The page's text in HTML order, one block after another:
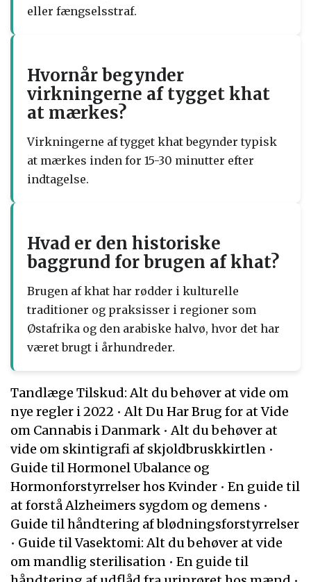
eller fængselsstraf.
Hvornår begynder
virkningerne af tygget khat
at mærkes?
Virkningerne af tygget khat begynder typisk
at mærkes inden for 15-30 minutter efter
indtagelse.
Hvad er den historiske
baggrund for brugen af khat?
Brugen af khat har rødder i kulturelle
traditioner og praksisser i regioner som
Østafrika og den arabiske halvø, hvor det har
været brugt i århundreder.
Tandlæge Tilskud: Alt du behøver at vide om
nye regler i 2022 •Alt Du Har Brug for at Vide
om Cannabis i Danmark •Alt du behøver at
vide om skintigrafi af skjoldbruskkirtlen •
Guide til Hormonel Ubalance og
Hormonforstyrrelser hos Kvinder • En guide til
at forstå Alzheimers sygdom og demens •
Guide til håndtering af blødningsforstyrrelser
• Guide til Vasektomi: Alt du behøver at vide
om mandlig sterilisation • En guide til